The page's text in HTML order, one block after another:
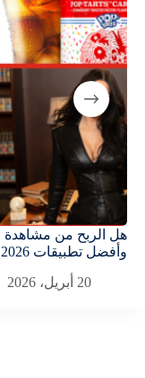
هل الربح من مشاهدة
وأفضل تطبيقات 2026
20 أبريل، 2026